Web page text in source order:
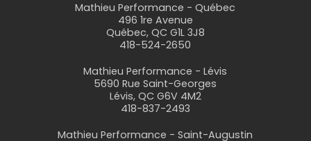
Mathieu Performance - Québec
496 1re Avenue
Québec, QC G1L 3J8
418-524-2650
Mathieu Performance - Lévis
5690 Rue Saint-Georges
Lévis, QC G6V 4M2
418-837-2493
Mathieu Performance - Saint-Augustin